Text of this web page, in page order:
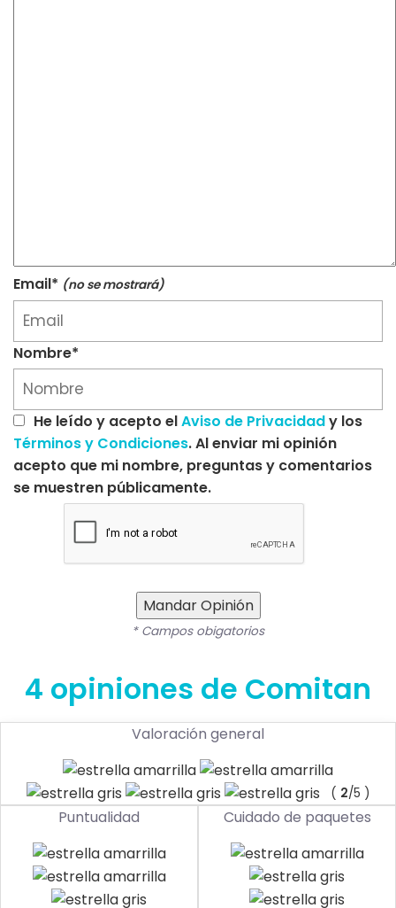
Email* (no se mostrará)
Nombre*
He leído y acepto elAviso de Privacidady los
Términos y Condiciones. Al enviar mi opinión
acepto que mi nombre, preguntas y comentarios
se muestren públicamente.
Mandar Opinión
* Campos obigatorios
4 opiniones de Comitan
Valoración general
( 2/5 )
Puntualidad Cuidado de paquetes